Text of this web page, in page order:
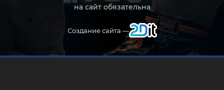
на сайт обязательна
Создание сайта —